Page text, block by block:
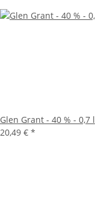
Glen Grant - 40 % - 0,7 l
20,49 € *